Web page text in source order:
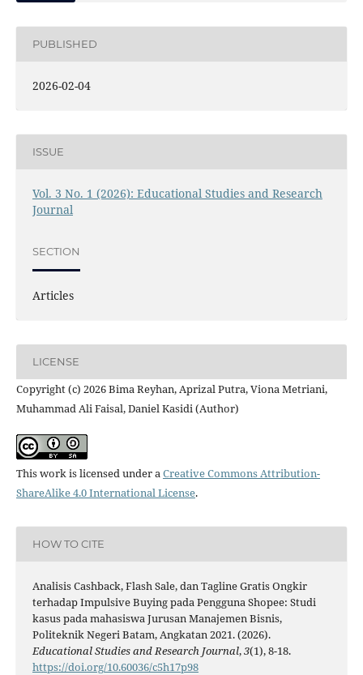
PUBLISHED
2026-02-04
ISSUE
Vol. 3 No. 1 (2026): Educational Studies and Research
Journal
SECTION
Articles
LICENSE
Copyright (c) 2026 Bima Reyhan, Aprizal Putra, Viona Metriani,
Muhammad Ali Faisal, Daniel Kasidi (Author)
This work is licensed under aCreative Commons Attribution-
ShareAlike 4.0 International License.
HOW TO CITE
Analisis Cashback, Flash Sale, dan Tagline Gratis Ongkir
terhadap Impulsive Buying pada Pengguna Shopee: Studi
kasus pada mahasiswa Jurusan Manajemen Bisnis,
Politeknik Negeri Batam, Angkatan 2021. (2026).
Educational Studies and Research Journal,3(1), 8-18.
https://doi.org/10.60036/c5h17p98